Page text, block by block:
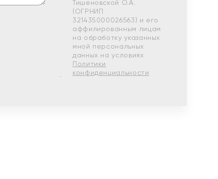
Тишеновской О.А.
(ОГРНИП
321435000026563) и его
аффилированным лицам
на обработку указанных
мной персональных
данных на условиях
Политики
конфиденциальности